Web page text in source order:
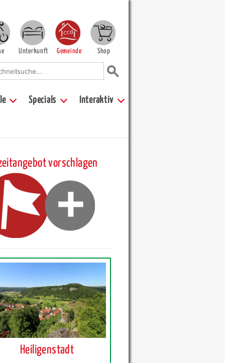
Unterkunft Gemeinde Shop
Specials Interaktiv
vorschlagen
Heiligenstadt